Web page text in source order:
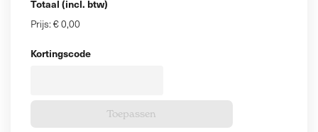
Totaal (incl. btw)
Prijs: € 0,00
Kortingscode